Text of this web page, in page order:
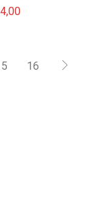
originale era:
4,00Il prezzo attuale
16